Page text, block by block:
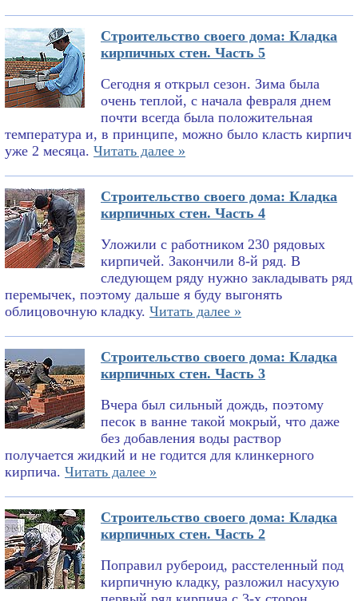
Строительство своего дома: Кладка
кирпичных стен. Часть 5
Сегодня я открыл сезон. Зима была
очень теплой, с начала февраля днем
почти всегда была положительная
температура и, в принципе, можно было класть кирпич
уже 2 месяца. Читать далее »
Строительство своего дома: Кладка
кирпичных стен. Часть 4
Уложили с работником 230 рядовых
кирпичей. Закончили 8-й ряд. В
следующем ряду нужно закладывать ряд
перемычек, поэтому дальше я буду выгонять
облицовочную кладку. Читать далее »
Строительство своего дома: Кладка
кирпичных стен. Часть 3
Вчера был сильный дождь, поэтому
песок в ванне такой мокрый, что даже
без добавления воды раствор
получается жидкий и не годится для клинкерного
кирпича. Читать далее »
Строительство своего дома: Кладка
кирпичных стен. Часть 2
Поправил рубероид, расстеленный под
кирпичную кладку, разложил насухую